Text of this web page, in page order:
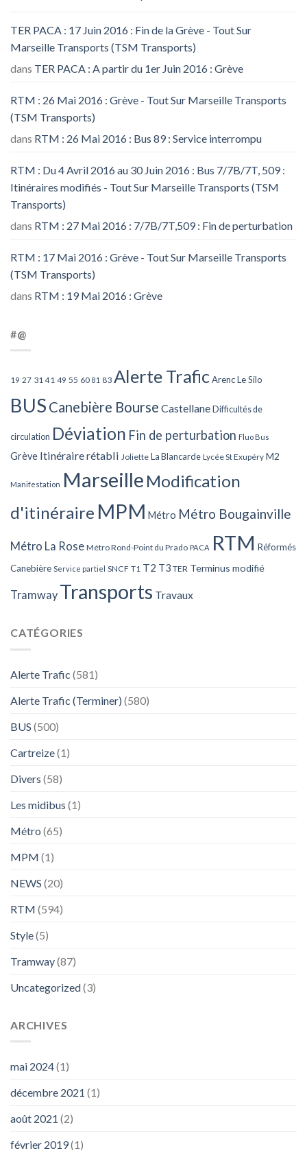
TER PACA : 17 Juin 2016 : Fin de la Grève - Tout Sur
Marseille Transports (TSM Transports)
dans TER PACA : A partir du 1er Juin 2016 : Grève
RTM : 26 Mai 2016 : Grève - Tout Sur Marseille Transports
(TSM Transports)
dans RTM : 26 Mai 2016 : Bus 89 : Service interrompu
RTM : Du 4 Avril 2016 au 30 Juin 2016 : Bus 7/7B/7T, 509 :
Itinéraires modifiés - Tout Sur Marseille Transports (TSM
Transports)
dans RTM : 27 Mai 2016 : 7/7B/7T,509 : Fin de perturbation
RTM : 17 Mai 2016 : Grève - Tout Sur Marseille Transports
(TSM Transports)
dans RTM : 19 Mai 2016 : Grève
#@
19 27 31 41 49 55 60 81 83 Alerte TraficArenc Le Silo
BUS Canebière Bourse Castellane Difficultés de
circulation Déviation Fin de perturbation Fluo Bus
Grève Itinéraire rétabli Joliette La Blancarde Lycée St Exupéry M2
Manifestation Marseille Modification
d'itinéraire MPM Métro Métro Bougainville
Métro La Rose Métro Rond-Point du Prado PACA RTM Réformés
Canebière Service partiel SNCF T1 T2 T3 TER Terminus modifié
Tramway Transports Travaux
CATÉGORIES
Alerte Trafic (581)
Alerte Trafic (Terminer) (580)
BUS (500)
Cartreize(1)
Divers (58)
Les midibus (1)
Métro (65)
MPM (1)
NEWS (20)
RTM (594)
Style(5)
Tramway(87)
Uncategorized(3)
ARCHIVES
mai 2024(1)
décembre 2021 (1)
août 2021 (2)
février 2019(1)